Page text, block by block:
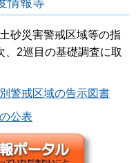
砂災害警戒区域等の指
、2巡目の基礎調査に取
警戒区域の告示図書
公表